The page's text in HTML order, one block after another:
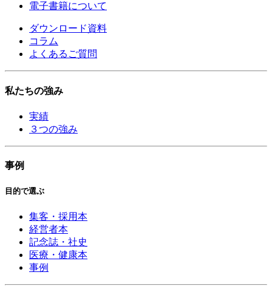
電子書籍について
ダウンロード資料
コラム
よくあるご質問
私たちの強み
実績
３つの強み
事例
目的で選ぶ
集客・採用本
経営者本
記念誌・社史
医療・健康本
事例